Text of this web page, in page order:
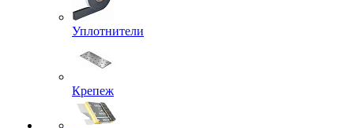
Уплотнители
Крепеж